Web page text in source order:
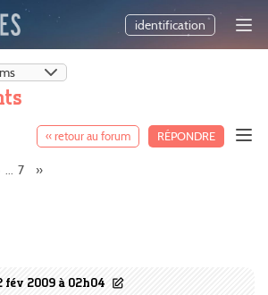
identification
« retour au forum RÉPONDRE
... 7 »
fév 2009 à 02h04